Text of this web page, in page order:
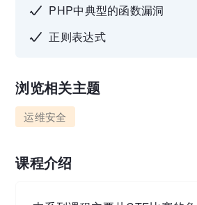
PHP中典型的函数漏洞
正则表达式
浏览相关主题
运维安全
课程介绍